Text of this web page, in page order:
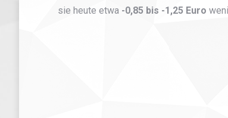
sie heute etwa -0,85 bis -1,25 Euro